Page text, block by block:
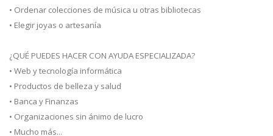
• Ordenar colecciones de música u otras bibliotecas
• Elegir joyas o artesanía
¿QUÉ PUEDES HACER CON AYUDA ESPECIALIZADA?
• Web y tecnología informática
• Productos de belleza y salud
• Banca y Finanzas
• Organizaciones sin ánimo de lucro
• Mucho más...